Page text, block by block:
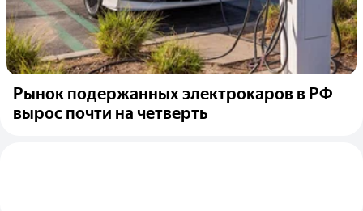
Рынок подержанных электрокаров в РФ
вырос почти на четверть